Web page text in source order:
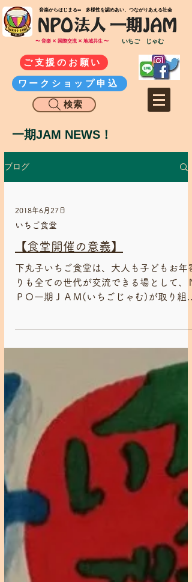
​音楽からはじまる∞ 多様性を認めあい、つながりあえる社会
〜 音楽 ✕ 国際交流 ✕ 地域共生 〜 いちご じゃむ
ご支援のお願い
ワークショップ申込
検索
一期JAM NEWS！
ブログ
2018年6月27日
いちご食堂
【食堂開催の意義】
下丸子いちご食堂は、大人も子どもお年寄
りも全ての世代が交流できる場として、Ｎ
ＰＯ一期ＪＡＭ(いちごじゃむ)が取り組む